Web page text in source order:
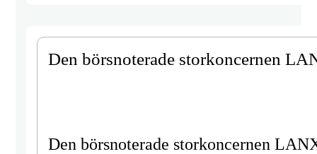
Den börsnoterade storkoncernen
Den börsnoterade storkoncernen